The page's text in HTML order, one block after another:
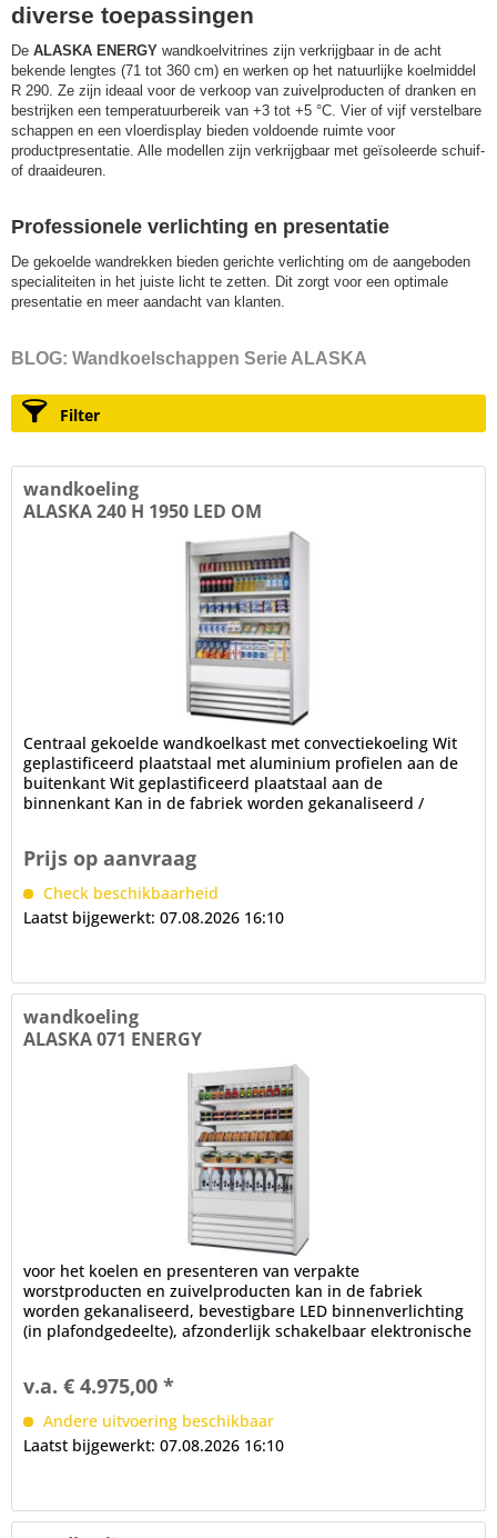
diverse toepassingen
De ALASKA ENERGY wandkoelvitrines zijn verkrijgbaar in de acht
bekende lengtes (71 tot 360 cm) en werken op het natuurlijke koelmiddel
R 290. Ze zijn ideaal voor de verkoop van zuivelproducten of dranken en
bestrijken een temperatuurbereik van +3 tot +5 °C. Vier of vijf verstelbare
schappen en een vloerdisplay bieden voldoende ruimte voor
productpresentatie. Alle modellen zijn verkrijgbaar met geïsoleerde schuif-
of draaideuren.
Professionele verlichting en presentatie
De gekoelde wandrekken bieden gerichte verlichting om de aangeboden
specialiteiten in het juiste licht te zetten. Dit zorgt voor een optimale
presentatie en meer aandacht van klanten.
BLOG: Wandkoelschappen Serie ALASKA
Filter
wandkoeling
ALASKA 240 H 1950 LED OM
Centraal gekoelde wandkoelkast met convectiekoeling Wit
geplastificeerd plaatstaal met aluminium profielen aan de
buitenkant Wit geplastificeerd plaatstaal aan de
binnenkant Kan in de fabriek worden gekanaliseerd /
Prijs op aanvraag
Check beschikbaarheid
Laatst bijgewerkt: 07.08.2026 16:10
wandkoeling
ALASKA 071 ENERGY
voor het koelen en presenteren van verpakte
worstproducten en zuivelproducten kan in de fabriek
worden gekanaliseerd, bevestigbare LED binnenverlichting
(in plafondgedeelte), afzonderlijk schakelbaar elektronische
v.a. € 4.975,00 *
Andere uitvoering beschikbaar
Laatst bijgewerkt: 07.08.2026 16:10